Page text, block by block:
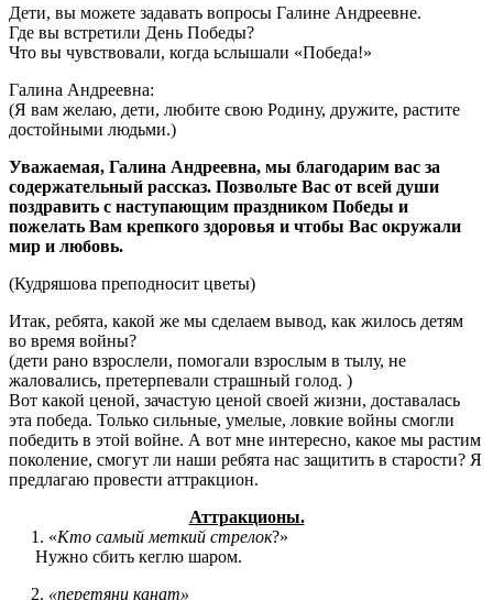
Дети, вы можете задавать вопросы Галине Андреевне.
Где вы встретили День Победы?
Что вы чувствовали, когда ьслышали «Победа!»
Галина Андреевна:
(Я вам желаю, дети, любите свою Родину, дружите, растите
достойными людьми.)
Уважаемая, Галина Андреевна, мы благодарим вас за
содержательный рассказ. Позвольте Вас от всей души
поздравить с наступающим праздником Победы и
пожелать Вам крепкого здоровья и чтобы Вас окружали
мир и любовь.
(Кудряшова преподносит цветы)
Итак, ребята, какой же мы сделаем вывод, как жилось детям
во время войны?
(дети рано взрослели, помогали взрослым в тылу, не
жаловались, претерпевали страшный голод. )
Вот какой ценой, зачастую ценой своей жизни, доставалась
эта победа. Только сильные, умелые, ловкие войны смогли
победить в этой войне. А вот мне интересно, какое мы растим
поколение, смогут ли наши ребята нас защитить в старости? Я
предлагаю провести аттракцион.
Аттракционы.
«Кто самый меткий стрелок?»
Нужно сбить кеглю шаром.
«перетяни канат»